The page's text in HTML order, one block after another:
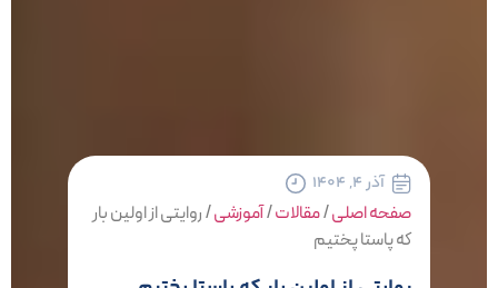
آذر ۴, ۱۴۰۴
صفحه اصلی/مقالات/آموزشی/روایتی از اولین بار
که پاستا پختیم